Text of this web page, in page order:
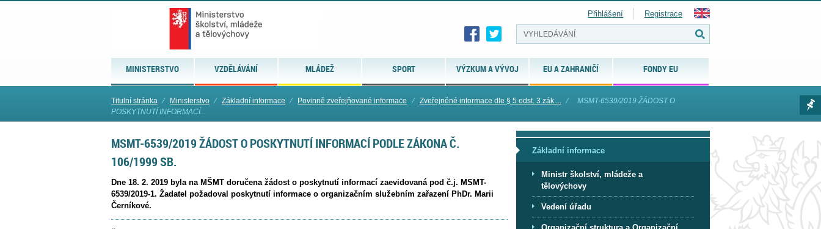
MINISTERSTVO VZDĚLÁVÁNÍ MLÁDEŽ SPORT VÝZKUM A VÝVOJ EU A ZAHRANIČÍ FONDY EU
Přihlášení Registrace
Titulní stránka ⁄ Ministerstvo ⁄ Základní informace ⁄ Povinně zveřejňované informace ⁄ Zveřejněné informace dle § 5 odst. 3 zák.... ⁄
MSMT-6539/2019 ŽÁDOST O
POSKYTNUTÍ INFORMACÍ...
MSMT-6539/2019 ŽÁDOST O POSKYTNUTÍ INFORMACÍ PODLE ZÁKONA Č.
106/1999 SB.
Dne 18. 2. 2019 byla na MŠMT doručena žádost o poskytnutí informací zaevidovaná pod č.j. MSMT-
6539/2019-1. Žadatel požadoval poskytnutí informace o organizačním služebním zařazení PhDr. Marii
Černíkové.
Základní informace
Ministr školství, mládeže a
tělovýchovy
Vedení úřadu